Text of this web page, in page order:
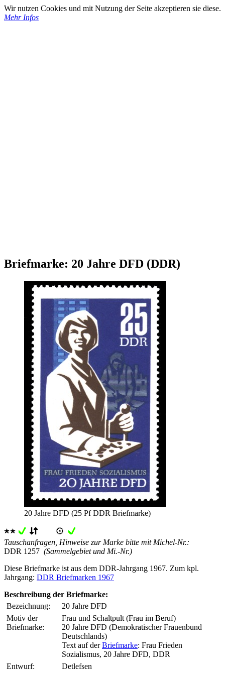
Wir nutzen Cookies und mit Nutzung der Seite akzeptieren sie diese.
Mehr Infos
Briefmarke: 20 Jahre DFD (DDR)
20 Jahre DFD (25 Pf DDR Briefmarke)
Tauschanfragen, Hinweise zur Marke bitte mit Michel-Nr.:
DDR 1257 (Sammelgebiet und Mi.-Nr.)
Diese Briefmarke ist aus dem DDR-Jahrgang 1967. Zum kpl.
Jahrgang: DDR Briefmarken 1967
Beschreibung der Briefmarke:
Bezeichnung:
20 Jahre DFD
Motiv der
Briefmarke:
Frau und Schaltpult (Frau im Beruf)
20 Jahre DFD (Demokratischer Frauenbund
Deutschlands)
Text auf derBriefmarke: Frau Frieden
Sozialismus, 20 Jahre DFD, DDR
Entwurf:
Detlefsen